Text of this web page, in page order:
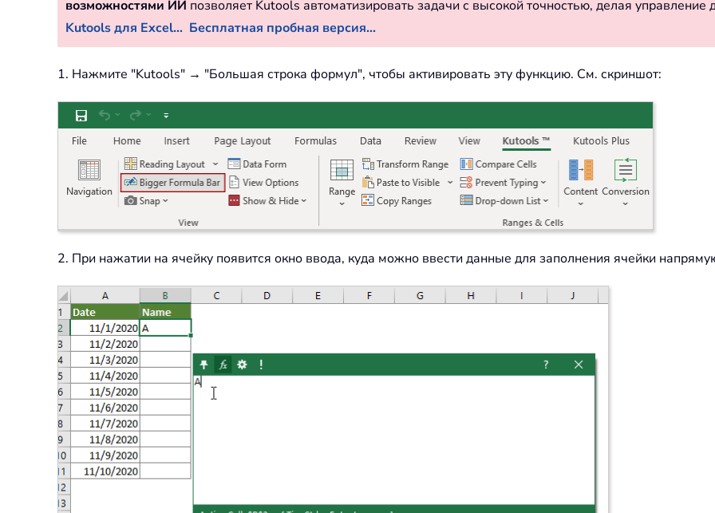
возможностями ИИ позволяет Kutools автоматизировать задачи с высокой точностью, делая
Kutools для Excel... Бесплатная пробная версия...
1. Нажмите "Kutools" → "Большая строка формул", чтобы активировать эту функцию. См. скриншот:
2. При нажатии на ячейку появится окно ввода, куда можно ввести данные для заполнения ячейки